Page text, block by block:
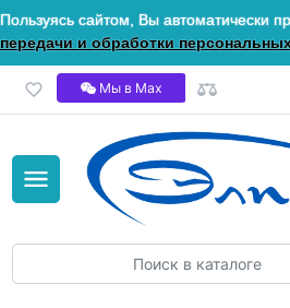
Пользуясь сайтом, Вы автоматически
передачи и обработки
Мы в Мах